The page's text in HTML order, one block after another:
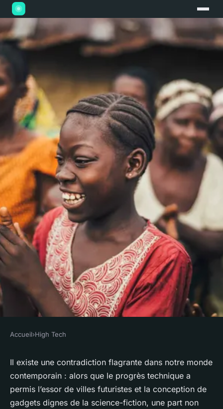
HIGH TECH
Comment la technologie peut-
elle aider à combattre la
malnutrition dans le monde ?
Accueil›High Tech
Il existe une contradiction flagrante dans notre monde
contemporain : alors que le progrès technique a
permis l’essor de villes futuristes et la conception de
gadgets dignes de la science-fiction, une part non